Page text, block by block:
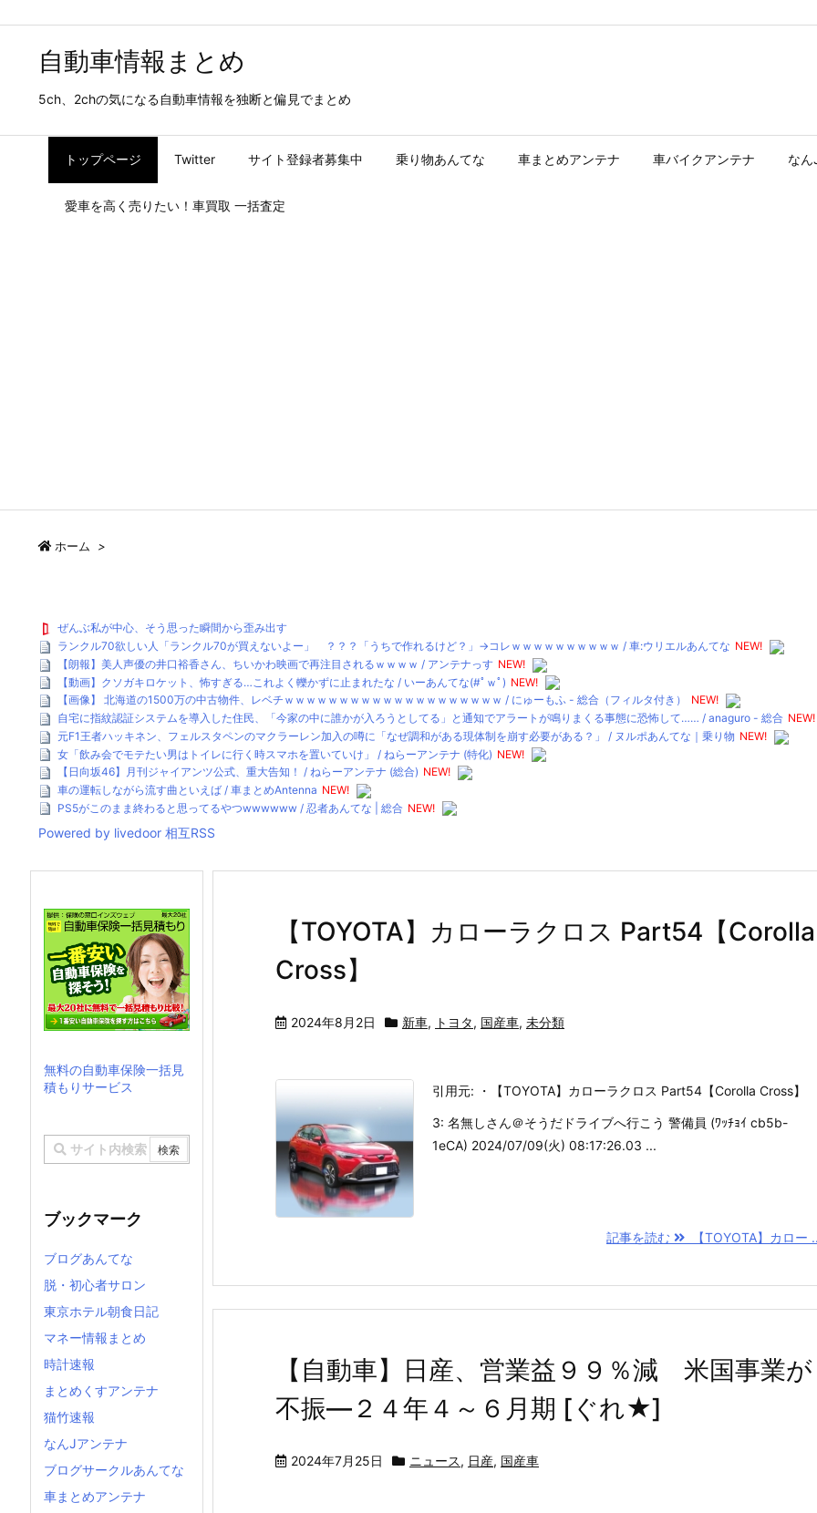
自動車情報まとめ
5ch、2chの気になる自動車情報を独断と偏見でまとめ
トップページ Twitter サイト登録者募集中 乗り物あんてな 車まとめアンテナ 車バイクアンテナ な
愛車を高く売りたい！車買取 一括査定
ホーム >
ぜんぶ私が中心、そう思った瞬間から歪み出す
ランクル70欲しい人「ランクル70が買えないよー」 ？？？「うちで作れるけど？」→コレｗｗｗｗｗｗｗｗｗｗ / 車:ウリエルあんてな NEW!
【朗報】美人声優の井口裕香さん、ちいかわ映画で再注目されるｗｗｗｗ / アンテナっす NEW!
【動画】クソガキロケット、怖すぎる…これよく轢かずに止まれたな / いーあんてな(#ﾟｗﾟ) NEW!
【画像】 北海道の1500万の中古物件、レベチｗｗｗｗｗｗｗｗｗｗｗｗｗｗｗｗｗｗｗｗ / にゅーもふ - 総合（フィルタ付き）
NEW!
自宅に指紋認証システムを導入した住民、「今家の中に誰かが入ろうとしてる」と通知でアラートが鳴りまくる事態に恐怖して…… / anaguro - 総合 NEW!
元F1王者ハッキネン、フェルスタペンのマクラーレン加入の噂に「なぜ調和がある現体制を崩す必要がある？」 / ヌルポあんてな｜乗り物 NEW!
女「飲み会でモテたい男はトイレに行く時スマホを置いていけ」 / ねらーアンテナ (特化) NEW!
【日向坂46】月刊ジャイアンツ公式、重大告知！ / ねらーアンテナ (総合) NEW!
車の運転しながら流す曲といえば / 車まとめAntenna NEW!
PS5がこのまま終わると思ってるやつwwwwww / 忍者あんてな | 総合 NEW!
Powered by livedoor 相互RSS
【TOYOTA】カローラクロス Part54【Corolla
Cross】
2024年8月2日 新車, トヨタ, 国産車, 未分類
引用元: ・【TOYOTA】カローラクロス Part54【Corolla Cross】
3: 名無しさん＠そうだドライブへ行こう 警備員 (ﾜｯﾁｮｲ cb5b-
1eCA) 2024/07/09(火) 08:17:26.03 ...
記事を読む 【TOYOTA】カロー
【自動車】日産、営業益９９％減 米国事業が
不振―２４年４～６月期 [ぐれ★]
2024年7月25日 ニュース, 日産, 国産車
無料の自動車保険一括見
積もりサービス
ブックマーク
ブログあんてな
脱・初心者サロン
東京ホテル朝食日記
マネー情報まとめ
時計速報
まとめくすアンテナ
猫竹速報
なんJアンテナ
ブログサークルあんてな
車まとめアンテナ